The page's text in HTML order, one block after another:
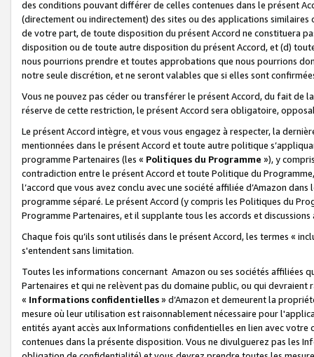
des conditions pouvant différer de celles contenues dans le présent
(directement ou indirectement) des sites ou des applications
de votre part, de toute disposition du présent Accord ne constituera
disposition ou de toute autre disposition du présent Accord, et (d)
nous pourrions prendre et toutes approbations que nous pourrions
notre seule discrétion, et ne seront valables que si elles sont
Vous ne pouvez pas céder ou transférer le présent Accord, du fait de
réserve de cette restriction, le présent Accord sera obligatoire,
Le présent Accord intègre, et vous vous engagez à respecter, la
mentionnées dans le présent Accord et toute autre politique
programme Partenaires (les « Politiques du Programme »), y
contradiction entre le présent Accord et toute Politique du
l’accord que vous avez conclu avec une société affiliée d’Amazon
programme séparé. Le présent Accord (y compris les Politiques du
Programme Partenaires, et il supplante tous les accords et discussions
Chaque fois qu’ils sont utilisés dans le présent Accord, les termes «
s'entendent sans limitation.
Toutes les informations concernant Amazon ou ses sociétés affiliées
Partenaires et qui ne relèvent pas du domaine public, ou qui
« Informations confidentielles» d’Amazon et demeurent la
mesure où leur utilisation est raisonnablement nécessaire pour
entités ayant accès aux Informations confidentielles en lien avec
contenues dans la présente disposition. Vous ne divulguerez pas les